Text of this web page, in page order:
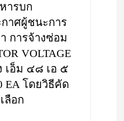
ารบก
าศผู้ชนะการ
การจ้างซ่อม
VOLTAGE
เอ็ม ๔๘ เอ ๕
EA โดยวิธีคัด
เลือก